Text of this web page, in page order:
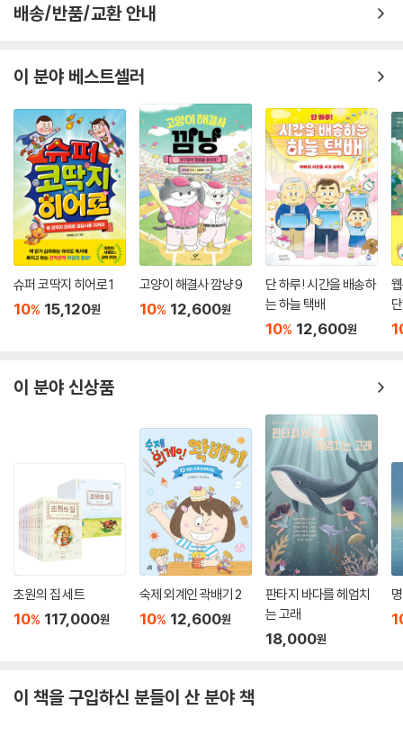
배송/반품/교환 안내
이 분야 베스트셀러
슈퍼 코딱지 히어로 1
10% 15,120원
고양이 해결사 깜냥 9
10% 12,600원
단 하루! 시간을 배송하
는 하늘 택배
10% 12,600원
이 분야 신상품
초원의 집 세트
10% 117,000원
숙제 외계인 곽배기 2
10% 12,600원
판타지 바다를 헤엄치
는 고래
18,000원
이 책을 구입하신 분들이 산 분야 책